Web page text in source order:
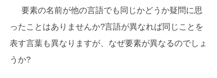
要素の名前が他の言語でも同じかどうか疑問に思
ったことはありませんか?言語が異なれば同じことを
表す言葉も異なりますが、なぜ要素が異なるのでしょ
うか?